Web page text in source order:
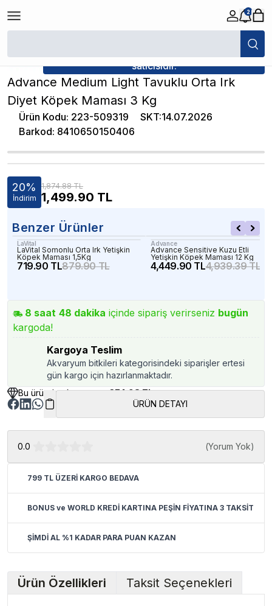
2
/ Advance Medium Light Tavuklu Orta Irk
satıcısıdır.
Advance Medium Light Tavuklu Orta Irk
Diyet Köpek Maması 3 Kg
Ürün Kodu: 223-509319 SKT:14.07.2026
Barkod: 8410650150406
20%
İndirim
1,874.88 TL
1,499.90 TL
Benzer Ürünler
LaVital
LaVital Somonlu Orta Irk Yetişkin
Köpek Maması 1,5Kg
719.90 TL879.90 TL
Advance
Advance Sensitive Kuzu Etli
Yetişkin Köpek Maması 12 Kg
4,449.90 TL4,939.39 TL
8 saat 48 dakika içinde sipariş verirseniz bugün
kargoda!
Kargoya Teslim
Akvaryum bitkileri kategorisindeki siparişler ertesi
gün kargo için hazırlanmaktadır.
Bu üründen kazancınız374.98 TL
ÜRÜN DETAYI
0.0 (Yorum Yok)
799 TL ÜZERİ KARGO BEDAVA
BONUS ve WORLD KREDİ KARTINA PEŞİN FİYATINA 3 TAKSİT
ŞİMDİ AL %1 KADAR PARA PUAN KAZAN
Ürün Özellikleri Taksit Seçenekleri